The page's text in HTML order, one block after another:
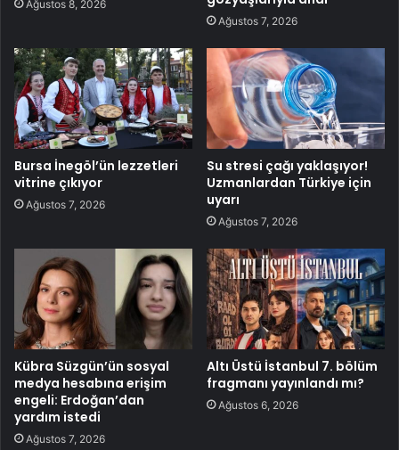
Ağustos 8, 2026
Ağustos 7, 2026
Bursa İnegöl’ün lezzetleri
vitrine çıkıyor
Ağustos 7, 2026
Su stresi çağı yaklaşıyor!
Uzmanlardan Türkiye için
uyarı
Ağustos 7, 2026
Kübra Süzgün’ün sosyal
medya hesabına erişim
engeli: Erdoğan’dan
yardım istedi
Ağustos 7, 2026
Altı Üstü İstanbul 7. bölüm
fragmanı yayınlandı mı?
Ağustos 6, 2026